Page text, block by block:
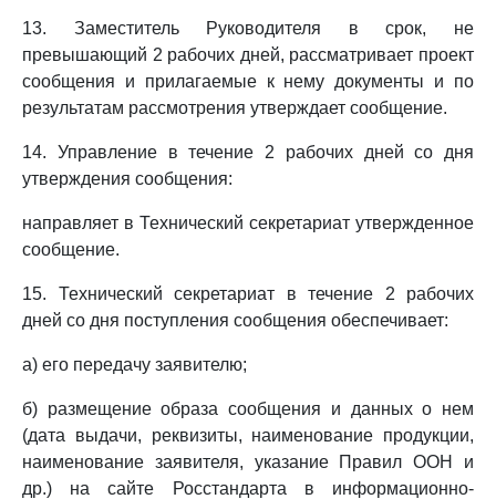
13. Заместитель Руководителя в срок, не
превышающий 2 рабочих дней, рассматривает проект
сообщения и прилагаемые к нему документы и по
результатам рассмотрения утверждает сообщение.
14. Управление в течение 2 рабочих дней со дня
утверждения сообщения:
направляет в Технический секретариат утвержденное
сообщение.
15. Технический секретариат в течение 2 рабочих
дней со дня поступления сообщения обеспечивает:
а) его передачу заявителю;
б) размещение образа сообщения и данных о нем
(дата выдачи, реквизиты, наименование продукции,
наименование заявителя, указание Правил ООН и
др.) на сайте Росстандарта в информационно-